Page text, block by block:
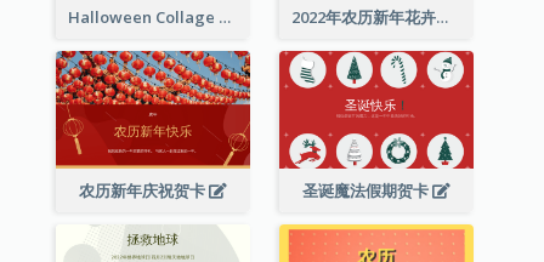
Halloween Collage Greeting Card 2022年农历新年花卉照片贺卡
农历新年庆祝贺卡 圣诞魔法假期贺卡